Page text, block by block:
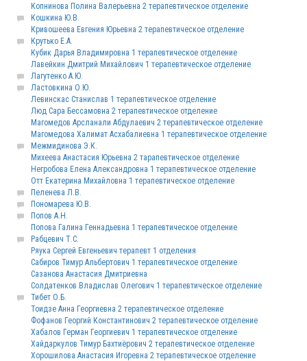
Копнинова Полина Валерьевна 2 терапевтическое отделение
Кошкина Ю.В.
Кривошеева Евгения Юрьевна 2 терапевтическое отделение
Крутько Е.А.
Кубик Дарья Владимировна 1 терапевтическое отделение
Лавейкин Дмитрий Михайлович 1 терапевтическое отделение
Лагутенко А.Ю.
Ластовкина О.Ю.
Левинскас Станислав 1 терапевтическое отделение
Люд Сара Бессамовна 2 терапевтическое отделение
Магомедов Арсланали Абдулаевич 2 терапевтическое отделение
Магомедова Халимат Асхабалиевна 1 терапевтическое отделение
Межмидинова Э.К.
Михеева Анастасия Юрьевна 2 тарапевтическое отделение
Негробова Елена Александровна 1 терапевтическое отделение
Отт Екатерина Михайловна 1 терапевтическое отделение
Пеленева Л.В.
Пономарева Ю.В.
Попов А.Н.
Попова Галина Геннадьевна 1 терапевтическое отделение
Рабцевич Т.С.
Ряука Сергей Евгеньевич терапевт 1 отделения
Сабиров Тимур Альбертович 1 терапевтическое отделение
Сазанова Анастасия Дмитриевна
Солдатенков Владислав Олегович 1 терапевтическое отделение
Тибет О.Б.
Тоидзе Анна Георгиевна 2 терапевтическое отделение
Фофанов Георгий Константинович 2 терапевтическое отделение
Хабалов Герман Георгиевич 1 терапевтическое отделение
Хайдаркулов Тимур Бахтиёрович 2 терапевтическое отделение
Хорошилова Анастасия Игоревна 2 терапевтическое отделение